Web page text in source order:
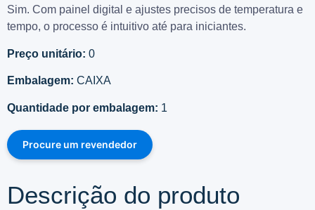
Sim. Com painel digital e ajustes precisos de temperatura e
tempo, o processo é intuitivo até para iniciantes.
Preço unitário: 0
Embalagem: CAIXA
Quantidade por embalagem: 1
Procure um revendedor
Descrição do produto